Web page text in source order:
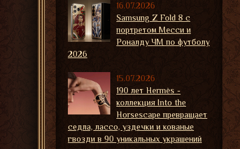
16.07.2026
Samsung Z Fold 8 с
портретом Месси и
Роналду ЧМ по футболу
2026
15.07.2026
190 лет Hermès -
коллекция Into the
Horsescape превращает
седла, лассо, уздечки и кованые
гвозди в 90 уникальных украшений